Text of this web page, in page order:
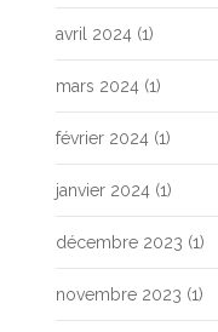
avril 2024 (1)
mars 2024 (1)
février 2024 (1)
janvier 2024 (1)
décembre 2023 (1)
novembre 2023 (1)